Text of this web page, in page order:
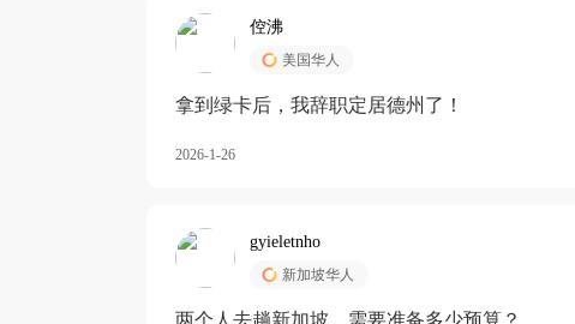
倥沸
美国华人
拿到绿卡后，我辞职定居德州了！
2026-1-26
gyieletnho
新加坡华人
两个人去趟新加坡，需要准备多少预算？